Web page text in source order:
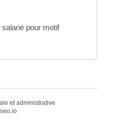
pour motif
et administrative